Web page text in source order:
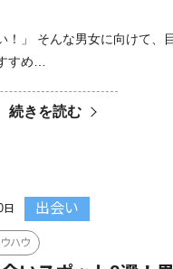
！」 そんな男女に向けて、
すめ…
続きを読む
出会い
ウハウ